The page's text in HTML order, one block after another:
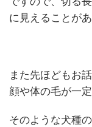
に見えることがあ
また先ほどもお
顔や体の毛が一
そのような犬種